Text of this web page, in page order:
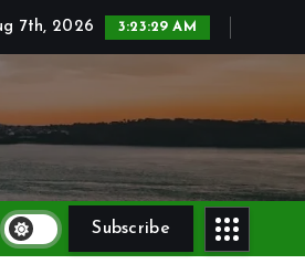
7th, 2026 3:23:31 AM
Subscribe